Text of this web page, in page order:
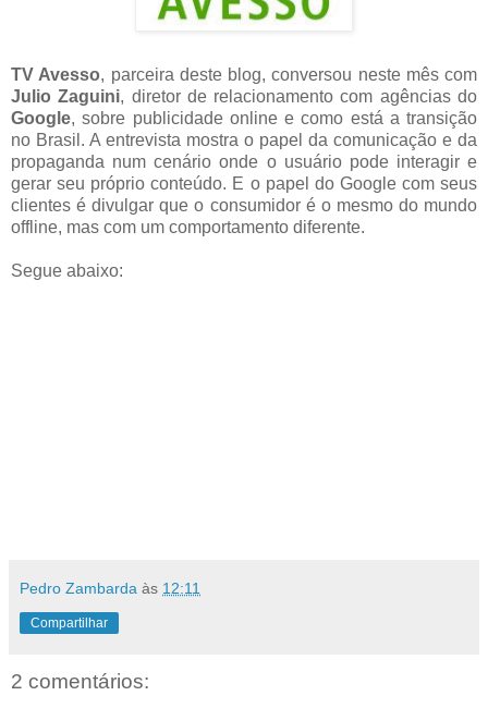
TV Avesso, parceira deste blog, conversou neste mês com
Julio Zaguini, diretor de relacionamento com agências do
Google, sobre publicidade online e como está a transição
no Brasil. A entrevista mostra o papel da comunicação e da
propaganda num cenário onde o usuário pode interagir e
gerar seu próprio conteúdo. E o papel do Google com seus
clientes é divulgar que o consumidor é o mesmo do mundo
offline, mas com um comportamento diferente.
Segue abaixo:
Pedro Zambarda às 12:11
Compartilhar
2 comentários: